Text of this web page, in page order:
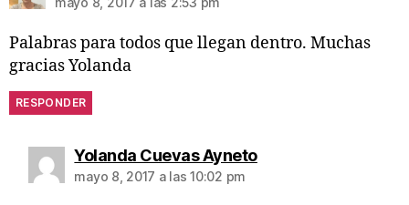
Palabras para todos que llegan dentro. Muchas
gracias Yolanda
RESPONDER
Yolanda Cuevas Ayneto
mayo 8, 2017 a las 10:02 pm